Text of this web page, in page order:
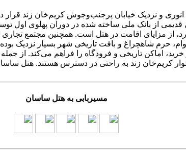
و نزدیک خیابان پرجنب‌وجوش کریم‌خان زند قرار
قدیمی از بانک ملی ساخته شده در دوران پهلوی
اماکن تاریخی و فرودگاه را فراهم می‌کند.
کریم‌خان زند به راحتی در دسترس هستند. هتل
مسیربابی به هتل ساسان